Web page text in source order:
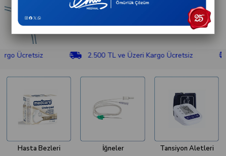
2.500 TL ve Üzeri Kargo Ücretsiz
Hasta Bezleri İğneler Tansiyon Aletleri